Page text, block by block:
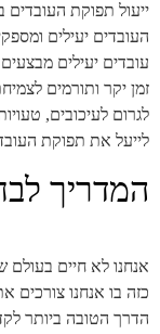
ייעול תפוקת
העובדים יעילים
עובדים יעילים
זמן יקר ותורמים
לגרום לעיכובים,
לייעל את תפוקת
המדריך
אנחנו לא חיים בעולם
כזה בו אנחנו צורכים
הדרך הטובה ביותר